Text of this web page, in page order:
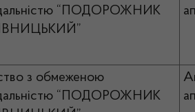
“ПОДОРОЖНИК
з обмеженою
“ПОДОРОЖНИК